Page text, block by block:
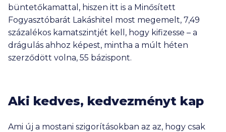
büntetőkamattal, hiszen itt is a Minősített
Fogyasztóbarát Lakáshitel most megemelt, 7,49
százalékos kamatszintjét kell, hogy kifizesse – a
drágulás ahhoz képest, mintha a múlt héten
szerződött volna, 55 bázispont.
Aki kedves, kedvezményt kap
Ami új a mostani szigorításokban az az, hogy csak